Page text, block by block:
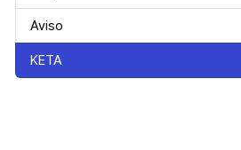
Aviso
KETA